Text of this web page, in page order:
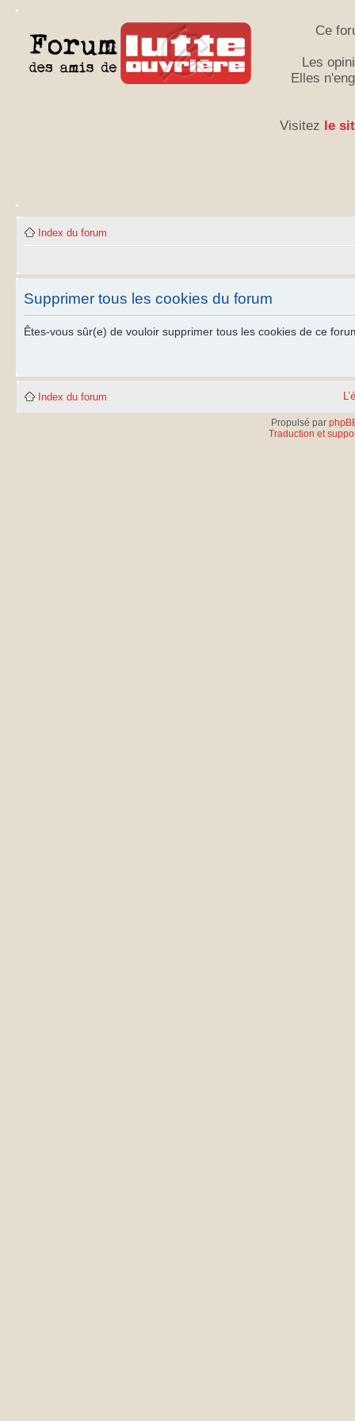
Ce
Les
Elles
Visitez le
Index du forum
Supprimer tous les cookies du forum
Êtes-vous sûr(e) de vouloir supprimer tous les cookies de ce
Index du forum
Propulsé par
Traduction et